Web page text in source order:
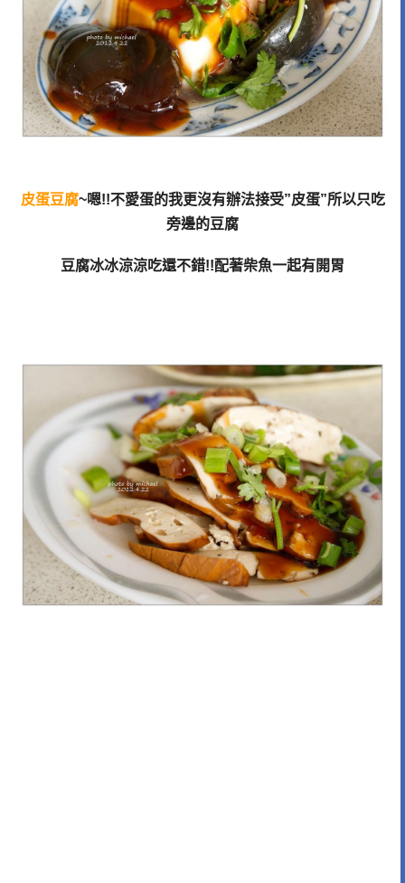
皮蛋豆腐~嗯!!不愛蛋的我更沒有辦法接受”皮蛋”所以只吃
旁邊的豆腐
豆腐冰冰涼涼吃還不錯!!配著柴魚一起有開胃